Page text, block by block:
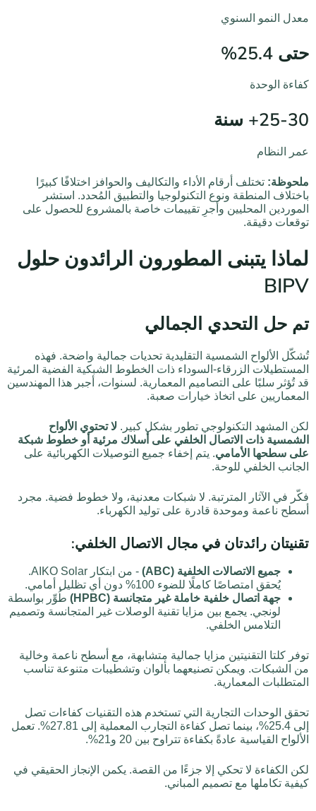
معدل النمو السنوي
حتى 25.4%
كفاءة الوحدة
25-30+ سنة
عمر النظام
ملحوظة: تختلف أرقام الأداء والتكاليف والحوافز اختلافًا كبيرًا
باختلاف المنطقة ونوع التكنولوجيا والتطبيق المُحدد. استشر
الموردين المحليين وأجرِ تقييمات خاصة بالمشروع للحصول على
توقعات دقيقة.
لماذا يتبنى المطورون الرائدون حلول
BIPV
تم حل التحدي الجمالي
تُشكّل الألواح الشمسية التقليدية تحديات جمالية واضحة. فهذه
المستطيلات الزرقاء-السوداء ذات الخطوط الشبكية الفضية المرئية
قد تُؤثر سلبًا على التصاميم المعمارية. لسنوات، أجبر هذا المهندسين
المعماريين على اتخاذ خيارات صعبة.
لكن المشهد التكنولوجي تطور بشكل كبير. لا تحتوي الألواح
الشمسية ذات الاتصال الخلفي على أسلاك مرئية أو خطوط شبكة
على سطحها الأمامي. يتم إخفاء جميع التوصيلات الكهربائية على
الجانب الخلفي للوحة.
فكّر في الآثار المترتبة. لا شبكات معدنية، ولا خطوط فضية. مجرد
أسطح ناعمة وموحدة قادرة على توليد الكهرباء.
تقنيتان رائدتان في مجال الاتصال الخلفي:
جميع الاتصالات الخلفية (ABC)
- من ابتكار AIKO Solar.
يُحقق امتصاصًا كاملًا للضوء 100% دون أي تظليل أمامي.
جهة اتصال خلفية خاملة غير متجانسة (HPBC)
طُوِّر بواسطة
لونجي. يجمع بين مزايا تقنية الوصلات غير المتجانسة وتصميم
التلامس الخلفي.
توفر كلتا التقنيتين مزايا جمالية متشابهة، مع أسطح ناعمة وخالية
من الشبكات. ويمكن تصنيعهما بألوان وتشطيبات متنوعة تناسب
المتطلبات المعمارية.
تحقق الوحدات التجارية التي تستخدم هذه التقنيات كفاءات تصل
إلى 25.4%، بينما تصل كفاءة التجارب المعملية إلى 27.81%. تعمل
الألواح القياسية عادةً بكفاءة تتراوح بين 20 و21%.
لكن الكفاءة لا تحكي إلا جزءًا من القصة. يكمن الإنجاز الحقيقي في
كيفية تكاملها مع تصميم المباني.